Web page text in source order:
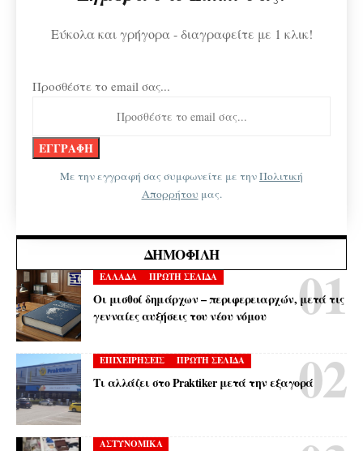
Εύκολα και γρήγορα - διαγραφείτε με 1 κλικ!
Προσθέστε το email σας...
Με την εγγραφή σας συμφωνείτε με τηνΠολιτική
Απορρήτου μας.
ΔΗΜΟΦΙΛΉ
ΕΛΛΑΔΑ ΠΡΩΤΗ ΣΕΛΙΔΑ
Οι μισθοί δημάρχων – περιφερειαρχών, μετά τις
γενναίες αυξήσεις του νέου νόμου
ΕΠΙΧΕΙΡΗΣΕΙΣ ΠΡΩΤΗ ΣΕΛΙΔΑ
Τι αλλάζει στο Praktiker μετά την εξαγορά
ΑΣΤΥΝΟΜΙΚΑ